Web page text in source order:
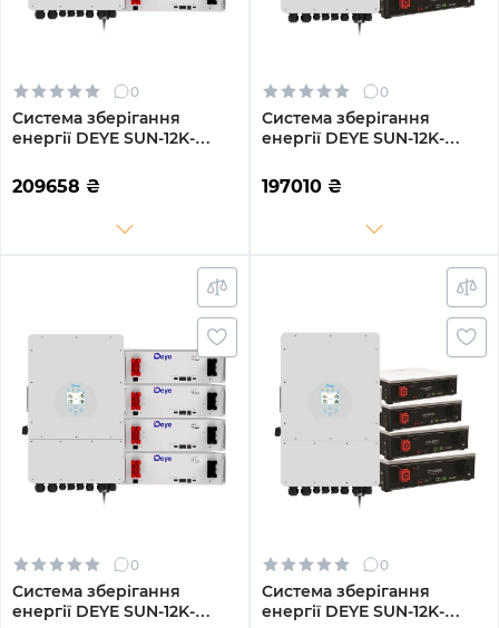
0
Система зберігання
енергії DEYE SUN-12K-
3DE15.36K-LFP 12000W
15.36kh 3BAT LiFePO4 6000
209658 ₴
0
Система зберігання
енергії DEYE SUN-12K-
3DY15.36K-LFP-W 12000W
15.36kh 3BAT LiFePO4 6000
197010 ₴
0
Система зберігання
енергії DEYE SUN-12K-
0
Система зберігання
енергії DEYE SUN-12K-